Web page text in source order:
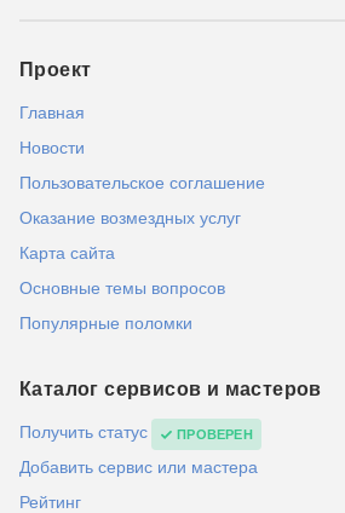
Проект
Главная
Новости
Пользовательское соглашение
Оказание возмездных услуг
Карта сайта
Основные темы вопросов
Популярные поломки
Каталог сервисов и мастеров
Получить статус ПРОВЕРЕН
Добавить сервис или мастера
Рейтинг